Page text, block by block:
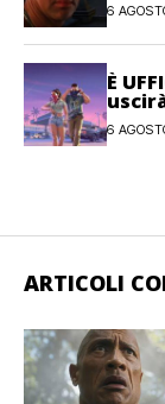
6
È
6
ARTICOLI